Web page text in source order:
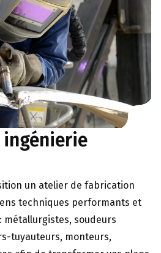
ingénierie
un atelier de fabrication
techniques performants et
métallurgistes, soudeurs
tuyauteurs, monteurs,